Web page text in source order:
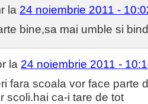
la 24 noiembrie 2011 -
bine,sa mai umble si
la 24 noiembrie 2011 -
fara scoala vor face parte
scoli.hai ca-i tare de tot